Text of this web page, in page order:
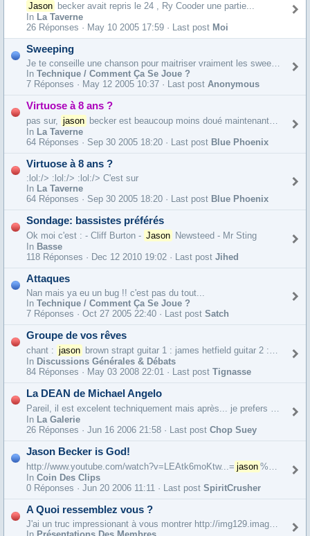
Jason becker avait repris le 24 , Ry Cooder une partie...
In La Taverne
26 Réponses · May 10 2005 17:59 · Last post Moi
Sweeping
Je te conseille une chanson pour maitriser vraiment les sweep au...
In Technique / Comment Ça Se Joue ?
7 Réponses · May 12 2005 10:37 · Last post Anonymous
Virtuose à 8 ans ?
pas sur, jason becker est beaucoup moins doué maintenant qu'avant... ok je me casse...tres tres loin.
In La Taverne
64 Réponses · Sep 30 2005 18:20 · Last post Blue Phoenix
Virtuose à 8 ans ?
:lol:/> :lol:/> :lol:/> C'est sur
In La Taverne
64 Réponses · Sep 30 2005 18:20 · Last post Blue Phoenix
Sondage: bassistes préférés
Ok moi c'est : - Cliff Burton - Jason Newsteed - Mr Sting
In Basse
118 Réponses · Dec 12 2010 19:02 · Last post Jihed
Attaques
Nan mais ya eu un bug !! c'est pas du tout...
In Technique / Comment Ça Se Joue ?
7 Réponses · Oct 27 2005 22:40 · Last post Satch
Groupe de vos rêves
chant : jason brown strapt guitar 1 : james hetfield guitar 2 : rocky george bass : trujillo batterie : brook wackerman
In Discussions Générales & Débats
84 Réponses · May 03 2008 22:01 · Last post Tignasse
La DEAN de Michael Angelo
Pareil, il est excelent techniquement mais après... je prefers écouter du
In La Galerie
26 Réponses · Jun 16 2006 21:58 · Last post Chop Suey
Jason Becker is God!
http://www.youtube.com/watch?v=LEAtk6moKtw...= jason %20becker La reprise de Black Star de Malmsteen...Putain et il s'éclate vraiment... http://www.youtube.com/watch?v=r487Hc9ENuo...=
In Coin Des Clips
0 Réponses · Jun 20 2006 11:11 · Last post SpiritCrusher
A Quoi ressemblez vous ?
J'ai un truc impressionant à vous montrer http://img129.imageshack.us/img129/3360/imgp21680tc.jpg Remarquez la sublime figurine...